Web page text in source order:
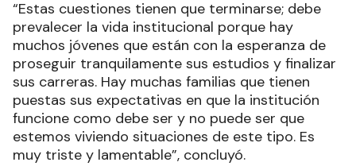
“Estas cuestiones tienen que terminarse; debe
prevalecer la vida institucional porque hay
muchos jóvenes que están con la esperanza de
proseguir tranquilamente sus estudios y finalizar
sus carreras. Hay muchas familias que tienen
puestas sus expectativas en que la institución
funcione como debe ser y no puede ser que
estemos viviendo situaciones de este tipo. Es
muy triste y lamentable”, concluyó.